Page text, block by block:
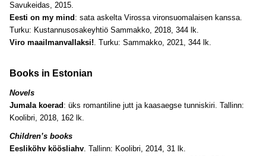
Savukeidas, 2015.
Eesti on my mind: sata askelta Virossa vironsuomalaisen kanssa.
Turku: Kustannusosakeyhtiö Sammakko, 2018, 344 lk.
Viro maailmanvallaksi! . Turku: Sammakko, 2021, 344 lk.
Books in Estonian
Novels
Jumala koerad: üks romantiline jutt ja kaasaegse tunniskiri. Tallinn:
Koolibri, 2018, 162 lk.
Children’s books
Eesliköhv köösliahv. Tallinn: Koolibri, 2014, 31 lk.